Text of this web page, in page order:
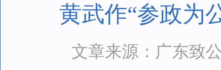
黄武作“参政为
文章来源：广东致